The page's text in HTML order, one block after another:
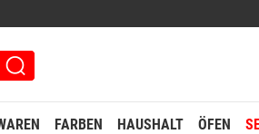
FARBEN HAUSHALT ÖFEN